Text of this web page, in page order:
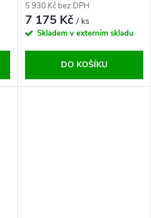
5 930 Kč bez DPH
7 175 Kč/ ks
Skladem v externím skladu
DO KOŠÍKU